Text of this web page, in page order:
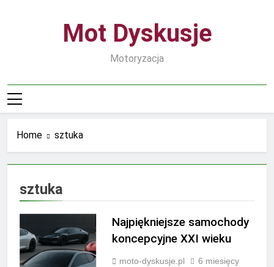
Mot Dyskusje
Motoryzacja
Home sztuka
sztuka
Najpiękniejsze samochody
koncepcyjne XXI wieku
moto-dyskusje.pl
6 miesięcy